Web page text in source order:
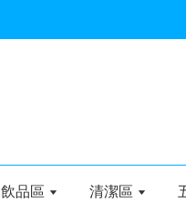
飲品區 清潔區